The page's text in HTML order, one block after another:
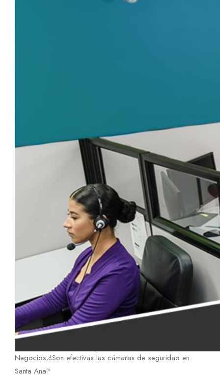
Negocios;¿Son efectivas las cámaras de seguridad en
Santa Ana?